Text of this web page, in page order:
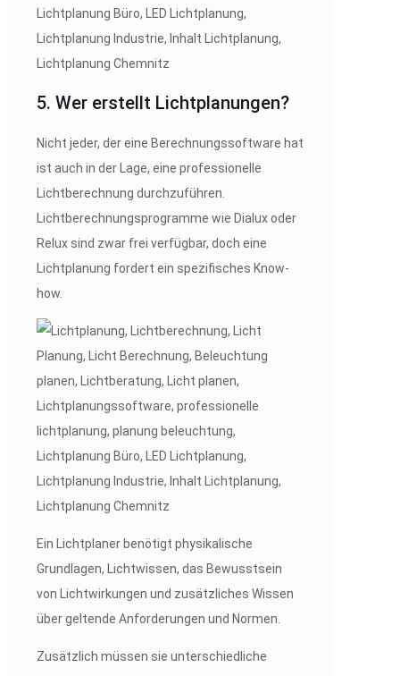
5. Wer erstellt Lichtplanungen?
Nicht jeder, der eine Berechnungssoftware hat
ist auch in der Lage, eine professionelle
Lichtberechnung durchzuführen.
Lichtberechnungsprogramme wie Dialux oder
Relux sind zwar frei verfügbar, doch eine
Lichtplanung fordert ein spezifisches Know-
how.
Ein Lichtplaner benötigt physikalische
Grundlagen, Lichtwissen, das Bewusstsein
von Lichtwirkungen und zusätzliches Wissen
über geltende Anforderungen und Normen.
Zusätzlich müssen sie unterschiedliche